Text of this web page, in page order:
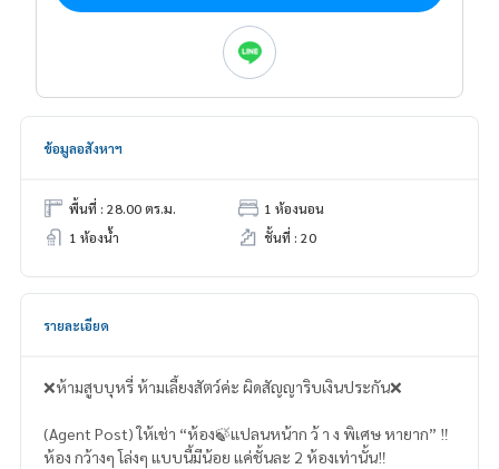
ข้อมูลอสังหาฯ
พื้นที่ : 28.00 ตร.ม.
1 ห้องนอน
1 ห้องน้ำ
ชั้นที่ : 20
รายละเอียด
❌ห้ามสูบบุหรี่ ห้ามเลี้ยงสัตว์ค่ะ ผิดสัญญาริบเงินประกัน❌
(Agent Post) ให้เช่า “ห้อง🍃แปลนหน้าก ว้ า ง พิเศษ หายาก” ‼️
ห้อง กว้างๆ โล่งๆ แบบนี้มีน้อย แค่ชั้นละ 2 ห้องเท่านั้น‼️